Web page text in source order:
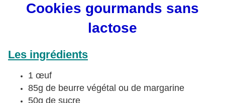
Cookies gourmands sans
lactose
Les ingrédients
1 œuf
85g de beurre végétal ou de margarine
50g de sucre